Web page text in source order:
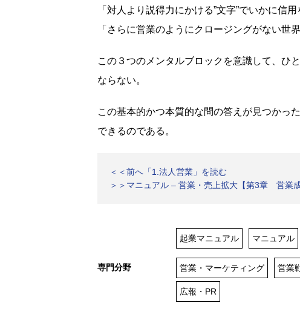
「対人より説得力にかける”文字”でいかに信用
「さらに営業のようにクロージングがない世
この３つのメンタルブロックを意識して、ひ
ならない。
この基本的かつ本質的な問の答えが見つかっ
できるのである。
＜＜前へ「1.法人営業」を読む
＞＞マニュアル – 営業・売上拡大【第3章 営業
起業マニュアル マニュアル
専門分野 営業・マーケティング 営業
広報・PR